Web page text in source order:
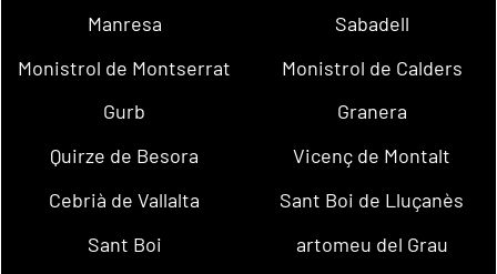
Manresa
Sabadell
Monistrol de Montserrat
Monistrol de Calders
Gurb
Granera
Quirze de Besora
Vicenç de Montalt
Cebrià de Vallalta
Sant Boi de Lluçanès
Sant Boi
artomeu del Grau